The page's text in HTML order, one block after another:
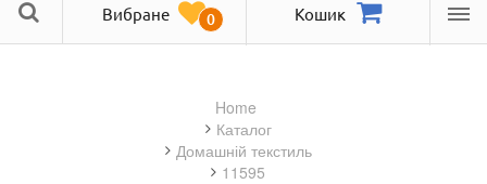
Вибране 0 Кошик
Home
Каталог
домашній текстиль
11595